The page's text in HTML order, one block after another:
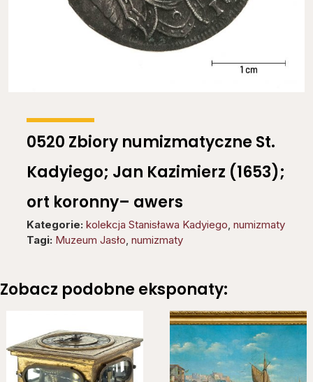
0520 Zbiory numizmatyczne St.
Kadyiego; Jan Kazimierz (1653);
ort koronny– awers
Kategorie: kolekcja Stanisława Kadyiego, numizmaty
Tagi: Muzeum Jasło, numizmaty
Zobacz podobne eksponaty: